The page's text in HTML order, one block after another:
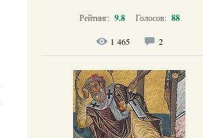
Рейтинг: 9.8 Голосов: 88
1 465 2